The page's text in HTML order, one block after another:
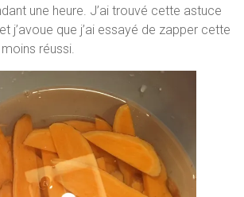
une heure. J’ai trouvé cette astuce
j’avoue que j’ai essayé de zapper cette
réussi.